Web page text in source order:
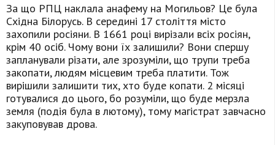
За що РПЦ наклала анафему на Могильов? Це була
Східна Білорусь. В середині 17 століття місто
захопили росіяни. В 1661 році вирізали всіх росіян,
крім 40 осіб. Чому вони їх залишили? Вони спершу
запланували різати, але зрозуміли, що трупи треба
закопати, людям місцевим треба платити. Тож
вирішили залишити тих, хто буде копати. 2 місяці
готувалися до цього, бо розуміли, що буде мерзла
земля (подія була в лютому), тому магістрат завчасно
закуповував дрова.